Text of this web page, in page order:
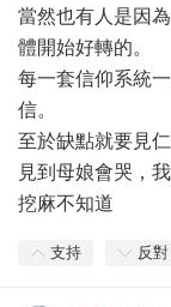
當然也有人是因
體開始好轉的。
每一套信仰系統
信。
至於缺點就要見仁
見到母娘會哭，
挖麻不知道
支持 反對